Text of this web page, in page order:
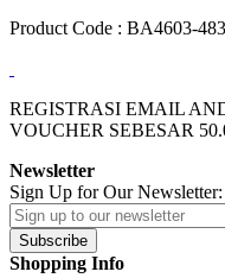
Product Code : BA4603-483
REGISTRASI EMAIL
VOUCHER SEBESAR
Newsletter
Sign Up for Our Newsletter:
Subscribe
Shopping Info